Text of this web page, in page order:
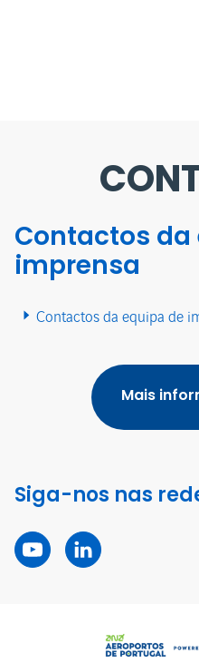
Contactos da
imprensa
Contactos da equipa de
Mais
Siga-nos nas